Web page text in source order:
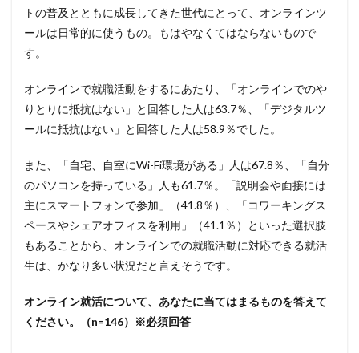
トの普及とともに成長してきた世代にとって、オンラインツ
ールは日常的に使うもの。もはやなくてはならないもので
す。
オンラインで就職活動をするにあたり、「オンラインでのや
りとりに抵抗はない」と回答した人は63.7％、「デジタルツ
ールに抵抗はない」と回答した人は58.9％でした。
また、「自宅、自室にWi-Fi環境がある」人は67.8％、「自分
のパソコンを持っている」人も61.7％。「説明会や面接には
主にスマートフォンで参加」（41.8％）、「コワーキングス
ペースやシェアオフィスを利用」（41.1％）といった選択肢
もあることから、オンラインでの就職活動に対応できる就活
生は、かなり多い状況だと言えそうです。
オンライン就活について、あなたに当てはまるものを答えて
ください。（n=146）※必須回答